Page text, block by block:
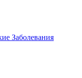
Заболевания